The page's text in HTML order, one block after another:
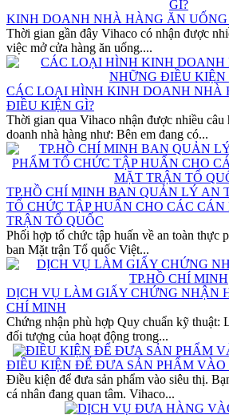
KINH DOANH NHÀ HÀNG ĂN UỐNG
Thời gian gần đây Vihaco có nhận được
việc mở cửa hàng ăn uống....
CÁC LOẠI HÌNH KINH DOANH NHÀ
ĐIỀU KIỆN GÌ?
Thời gian qua Vihaco nhận được nhiều câu
doanh nhà hàng như: Bên em đang có...
TP.HỒ CHÍ MINH BAN QUẢN LÝ AN
TỔ CHỨC TẬP HUẤN CHO CÁC
TRẬN TỔ QUỐC
Phối hợp tổ chức tập huấn về an toàn thực
ban Mặt trận Tổ quốc Việt...
DỊCH VỤ LÀM GIẤY CHỨNG NHẬN
CHÍ MINH
Chứng nhận phù hợp Quy chuẩn kỹ thuật:
đối tượng của hoạt động trong...
ĐIỀU KIỆN ĐỂ ĐƯA SẢN PHẨM VÀO
Điều kiện để đưa sản phẩm vào siêu thị.
cá nhân đang quan tâm. Vihaco...